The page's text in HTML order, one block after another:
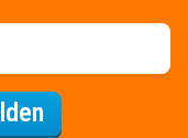
Für den